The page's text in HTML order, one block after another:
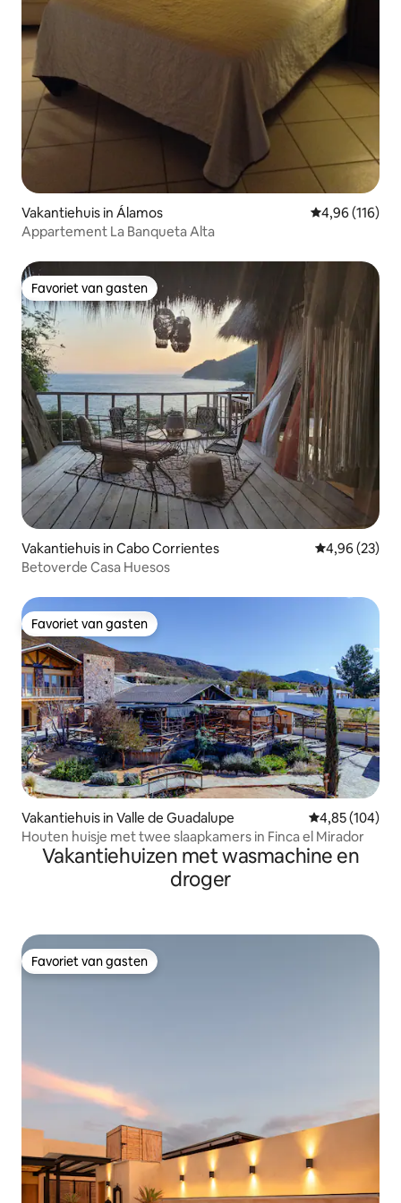
Vakantiehuis in Álamos Gemiddelde
4,96 (116)
Appartement La Banqueta Alta
Favoriet van gasten
Favoriet van gasten
Vakantiehuis in Cabo Corrientes Gemiddelde
4,96 (23)
Betoverde Casa Huesos
Favoriet van gasten
Favoriet van gasten
Vakantiehuis in Valle de Guadalupe Gemiddelde
4,85 (104)
Houten huisje met twee slaapkamers in Finca el Mirador
Vakantiehuizen met wasmachine en
droger
Favoriet van gasten
Favoriet van gasten